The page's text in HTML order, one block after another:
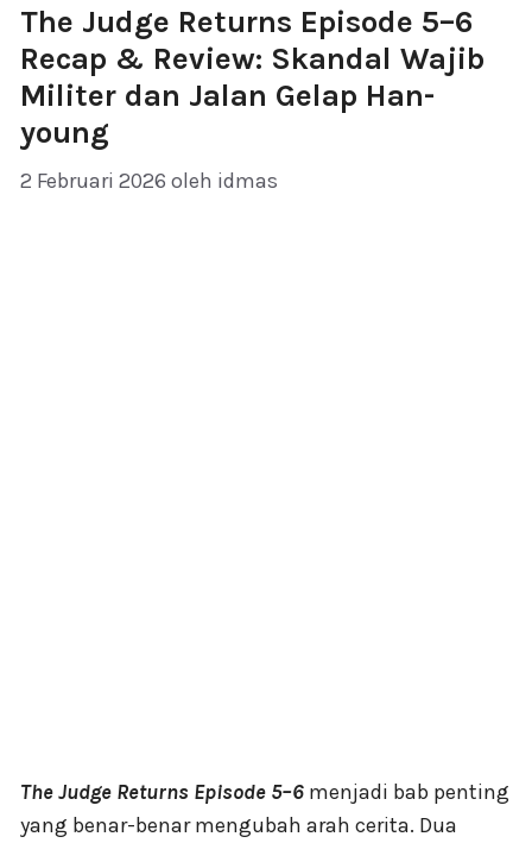
The Judge Returns Episode 5–6
Recap & Review: Skandal Wajib
Militer dan Jalan Gelap Han-
young
2 Februari 2026 oleh idmas
The Judge Returns Episode 5–6 menjadi bab penting
yang benar-benar mengubah arah cerita. Dua